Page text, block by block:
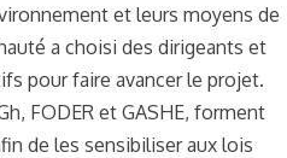
et leurs moyens de
a choisi des dirigeants et
pour faire avancer le projet.
FODER et GASHE, forment
de les sensibiliser aux lois